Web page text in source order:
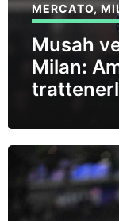
MERCATO,
Musah
Milan: